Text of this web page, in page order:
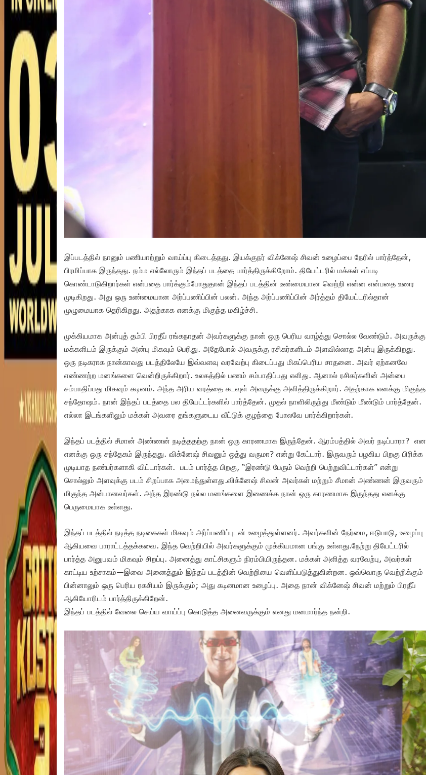
இப்படத்தில் நானும் பணியாற்றும் வாய்ப்பு கிடைத்தது. இயக்குநர் விக்னேஷ் சிவன் உழைப்பை நேரில் பார்த்தேன்,
பிரமிப்பாக இருந்தது. நம்ம எல்லோரும் இந்தப் படத்தை பார்த்திருக்கிறோம். தியேட்டரில் மக்கள் எப்படி
கொண்டாடுகிறார்கள் என்பதை பார்க்கும்போதுதான் இந்தப் படத்தின் உண்மையான வெற்றி என்ன என்பதை உணர
முடிகிறது. அது ஒரு உண்மையான அர்ப்பணிப்பின் பலன். அந்த அர்ப்பணிப்பின் அர்த்தம் தியேட்டரில்தான்
முழுமையாக தெரிகிறது. அதற்காக எனக்கு மிகுந்த மகிழ்ச்சி.
முக்கியமாக அன்புத் தம்பி பிரதீப் ரங்கநாதன் அவர்களுக்கு நான் ஒரு பெரிய வாழ்த்து சொல்ல வேண்டும். அவருக்கு
மக்களிடம் இருக்கும் அன்பு மிகவும் பெரிது. அதேபோல் அவருக்கு ரசிகர்களிடம் அளவில்லாத அன்பு இருக்கிறது.
ஒரு நடிகராக நான்காவது படத்திலேயே இவ்வளவு வரவேற்பு கிடைப்பது மிகப்பெரிய சாதனை. அவர் ஏற்கனவே
எண்ணற்ற மனங்களை வென்றிருக்கிறார். உலகத்தில் பணம் சம்பாதிப்பது எளிது. ஆனால் ரசிகர்களின் அன்பை
சம்பாதிப்பது மிகவும் கடினம். அந்த அரிய வரத்தை கடவுள் அவருக்கு அளித்திருக்கிறார். அதற்காக எனக்கு மிகுந்த
சந்தோஷம். நான் இந்தப் படத்தை பல தியேட்டர்களில் பார்த்தேன். முதல் நாளிலிருந்து மீண்டும் மீண்டும் பார்த்தேன்.
எல்லா இடங்களிலும் மக்கள் அவரை தங்களுடைய வீட்டுக் குழந்தை போலவே பார்க்கிறார்கள்.
இந்தப் படத்தில் சீமான் அண்ணன் நடித்ததற்கு நான் ஒரு காரணமாக இருந்தேன். ஆரம்பத்தில் அவர் நடிப்பாரா? என
எனக்கு ஒரு சந்தேகம் இருந்தது. விக்னேஷ் சிவனும் ஒத்து வருமா? என்று கேட்டார். இருவரும் பழகிய பிறகு பிரிக்க
முடியாத நண்பர்களாகி விட்டார்கள். படம் பார்த்த பிறகு, “இரண்டு பேரும் வெற்றி பெற்றுவிட்டார்கள்” என்று
சொல்லும் அளவுக்கு படம் சிறப்பாக அமைந்துள்ளது.விக்னேஷ் சிவன் அவர்கள் மற்றும் சீமான் அண்ணன் இருவரும்
மிகுந்த அன்பானவர்கள். அந்த இரண்டு நல்ல மனங்களை இணைக்க நான் ஒரு காரணமாக இருந்தது எனக்கு
பெருமையாக உள்ளது.
இந்தப் படத்தில் நடித்த நடிகைகள் மிகவும் அர்ப்பணிப்புடன் உழைத்துள்ளனர். அவர்களின் நேர்மை, ஈடுபாடு, உழைப்பு
ஆகியவை பாராட்டத்தக்கவை. இந்த வெற்றியில் அவர்களுக்கும் முக்கியமான பங்கு உள்ளது.நேற்று தியேட்டரில்
பார்த்த அனுபவம் மிகவும் சிறப்பு. அனைத்து காட்சிகளும் நிரம்பியிருந்தன. மக்கள் அளித்த வரவேற்பு, அவர்கள்
காட்டிய உற்சாகம்—இவை அனைத்தும் இந்தப் படத்தின் வெற்றியை வெளிப்படுத்துகின்றன. ஒவ்வொரு வெற்றிக்கும்
பின்னாலும் ஒரு பெரிய ரகசியம் இருக்கும்; அது கடினமான உழைப்பு. அதை நான் விக்னேஷ் சிவன் மற்றும் பிரதீப்
ஆகியோரிடம் பார்த்திருக்கிறேன்.
இந்தப் படத்தில் வேலை செய்ய வாய்ப்பு கொடுத்த அனைவருக்கும் எனது மனமார்ந்த நன்றி.